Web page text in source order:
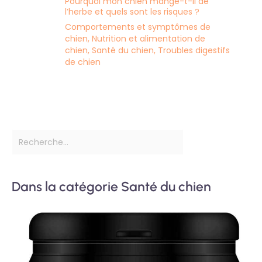
l’herbe et quels sont les risques ?
Comportements et symptômes de
chien, Nutrition et alimentation de
chien, Santé du chien, Troubles digestifs
de chien
Dans la catégorie Santé du chien